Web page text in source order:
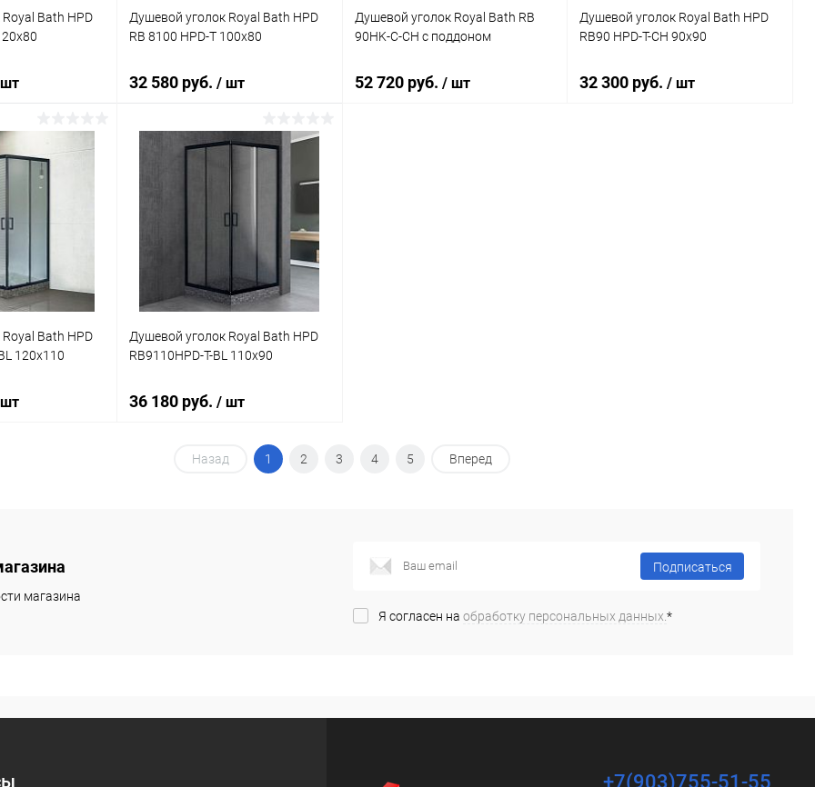
Bath HPD
Душевой уголок Royal Bath HPD
RB 8100 HPD-T 100x80
32 580 руб. / шт
Под заказ
Душевой уголок Royal Bath RB
90HK-C-CH с поддоном
52 720 руб. / шт
Душевой уголок Royal Bath HPD
RB90 HPD-T-CH 90x90
32 300 руб./ шт
Bath HPD
120x110
Душевой уголок Royal Bath HPD
RB9110HPD-T-BL 110x90
36 180 руб. / шт
В корзину
Назад 1 2 3 4 5 Вперед
магазина
Подписаться
Я согласен на обработку персональных данных. *
+7(903)755-51-55